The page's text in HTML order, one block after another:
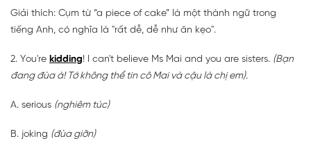
Giải thích: Cụm từ “a piece of cake” là một thành ngữ trong
tiếng Anh, có nghĩa là "rất dễ, dễ như ăn kẹo".
2. You're kidding! I can't believe Ms Mai and you are sisters. (Bạn
đang đùa à! Tớ không thể tin cô Mai và cậu là chị em).
A. serious (nghiêm túc)
B. joking (đùa giỡn)